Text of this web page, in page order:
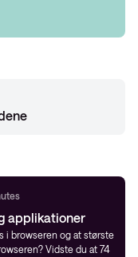
applikationer
i browseren og at største
Vidste du at 74